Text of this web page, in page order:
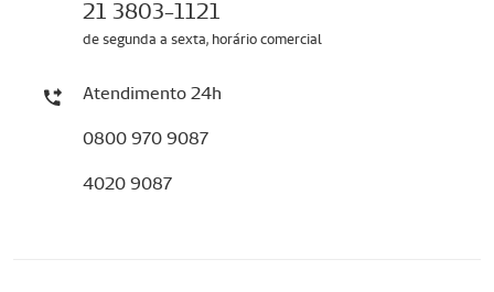
21 3803-1121
de segunda a sexta, horário comercial
Atendimento 24h
0800 970 9087
4020 9087